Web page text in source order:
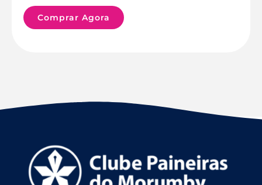
Comprar Agora